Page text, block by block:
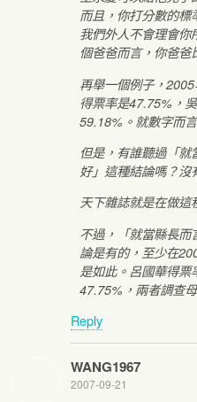
而且，你打分數的標
我們外人不會理會
個爸爸而言，你爸爸
再舉一個例子，
得票率是47.75%，
59.18%。就數字而
但是，有誰聽過「
好」這種結論嗎？沒
天下雜誌就是在做這
不過，「就當縣長而
論是有的，至少在
是如此。呂國華得
47.75%，兩者調查
Reply
WANG1967
2007-09-21